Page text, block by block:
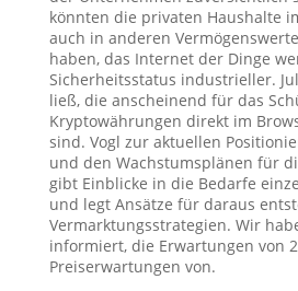
könnten die privaten Haushalte
auch in anderen
haben, das Internet der Dinge
Sicherheitsstatus industrieller.
ließ, die anscheinend für das
Kryptowährungen direkt im
sind. Vogl zur aktuellen
und den Wachstumsplänen für
gibt Einblicke in die Bedarfe
und legt Ansätze für daraus
Vermarktungsstrategien. Wir
informiert, die Erwartungen von
Preiserwartungen von.